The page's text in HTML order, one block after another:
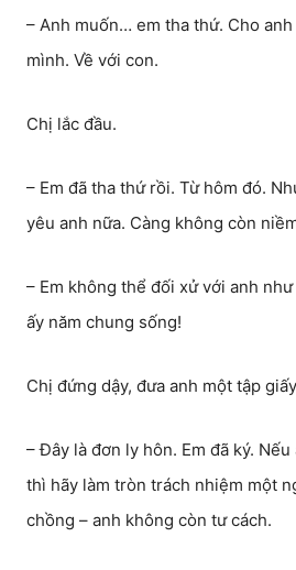
– Anh muốn… em tha thứ. Cho
mình. Về với con.
Chị lắc đầu.
– Em đã tha thứ rồi. Từ hôm đó.
yêu anh nữa. Càng không còn
– Em không thể đối xử với anh
ấy năm chung sống!
Chị đứng dậy, đưa anh một tập
– Đây là đơn ly hôn. Em đã ký.
thì hãy làm tròn trách nhiệm một
chồng – anh không còn tư cách.